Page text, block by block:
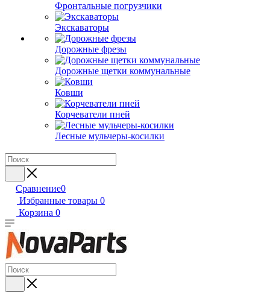
Фронтальные погрузчики
Экскаваторы
Дорожные фрезы
Дорожные щетки коммунальные
Ковши
Корчеватели пней
Лесные мульчеры-косилки
Сравнение0
Избранные товары 0
Корзина 0